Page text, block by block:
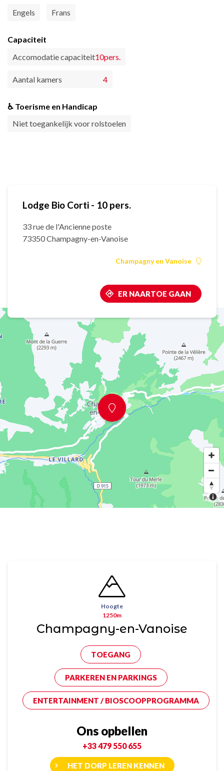
Engels
Frans
Capaciteit
Accomodatie capaciteit10pers.
Aantal kamers 4
♿ Toerisme en Handicap
Niet toegankelijk voor rolstoelen
Lodge Bio Corti - 10 pers.
33 rue de l'Ancienne poste
73350 Champagny-en-Vanoise
Champagny en Vanoise
ER NAARTOE GAAN
Hoogte
1250m
Champagny-en-Vanoise
TOEGANG
PARKEREN EN PARKINGS
ENTERTAINMENT / BIOSCOOPPROGRAMMA
Ons opbellen
+33 479 550 655
HET DORP LEREN KENNEN